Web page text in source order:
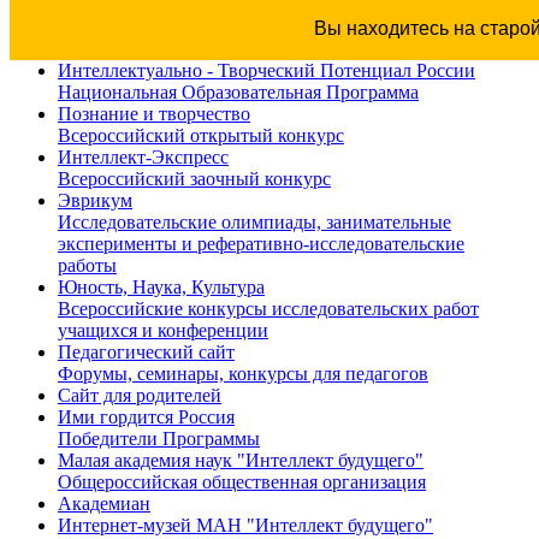
Вы находитесь на
Интеллектуально - Творческий Потенциал России
Национальная Образовательная Программа
Познание и творчество
Всероссийский открытый конкурс
Интеллект-Экспресс
Всероссийский заочный конкурс
Эврикум
Исследовательские олимпиады, занимательные
эксперименты и реферативно-исследовательские
работы
Юность, Наука, Культура
Всероссийские конкурсы исследовательских работ
учащихся и конференции
Педагогический сайт
Форумы, семинары, конкурсы для педагогов
Сайт для родителей
Ими гордится Россия
Победители Программы
Малая академия наук "Интеллект будущего"
Общероссийская общественная организация
Академиан
Интернет-музей МАН "Интеллект будущего"